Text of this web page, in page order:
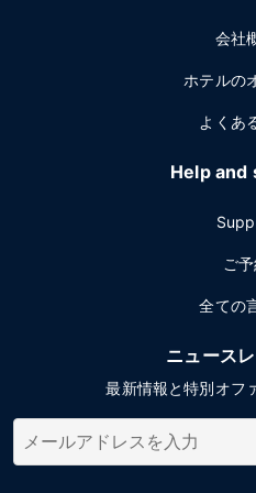
会社
ホテルの
よくあ
Help and
ご
全ての
ニュース
最新情報と特別オフ